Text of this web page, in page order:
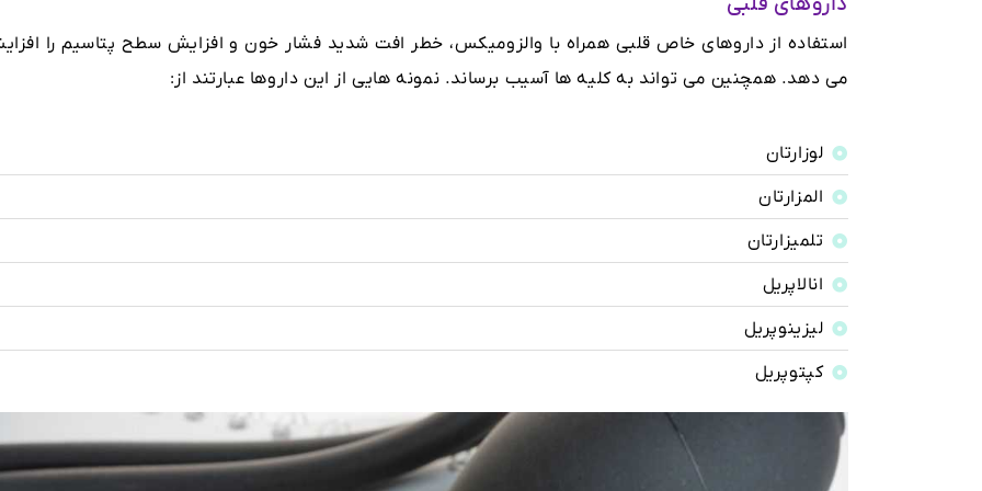
استفاده از داروهای خاص قلبی همراه با والزومیکس، خطر افت شدید فشار خون و افزایش سطح پتاسیم را
می دهد. همچنین می تواند به کلیه ها آسیب برساند. نمونه هایی از این داروها عبارتند از:
لوزارتان
المزارتان
تلمیزارتان
انالاپریل
لیزینوپریل
کپتوپریل